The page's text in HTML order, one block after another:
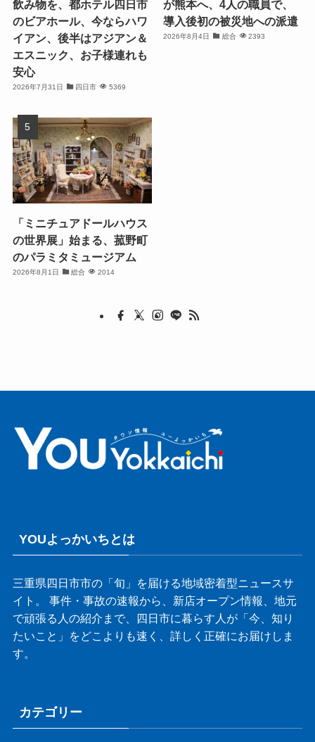
飲み物を、都ホテル四日市
のビアホール、今ならハワ
イアン、後半はアジアン＆
エスニック、お子様連れも
安心
2026年7月31日 四日市 5369
が熊本へ、4人の職員で、
導入後初の被災地への派遣
2026年8月4日 総合 2393
「ミニチュアドールハウス
の世界展」始まる、菰野町
のパラミタミュージアム
2026年8月1日 総合 2014
YOUよっかいちとは
三重県四日市市の「旬」を届ける地域密着型ニュースサ
イト。 事件・事故の速報から、新店オープン情報、地元
で頑張る人の紹介まで、四日市に暮らす人が「今、知り
たいこと」をどこよりも速く、詳しく正確にお届けしま
す。
カテゴリー